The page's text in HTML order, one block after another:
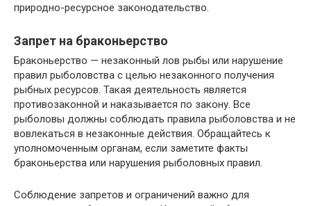
природно-ресурсное законодательство.
Запрет на браконьерство
Браконьерство — незаконный лов рыбы или нарушение
правил рыболовства с целью незаконного получения
рыбных ресурсов. Такая деятельность является
противозаконной и наказывается по закону. Все
рыболовы должны соблюдать правила рыболовства и не
вовлекаться в незаконные действия. Обращайтесь к
уполномоченным органам, если заметите факты
браконьерства или нарушения рыболовных правил.
Соблюдение запретов и ограничений важно для